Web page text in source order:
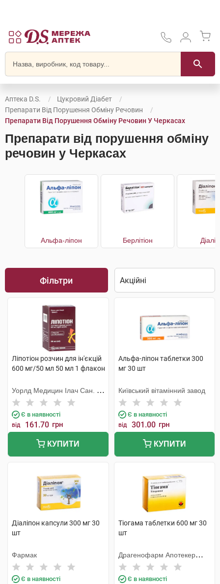
Аптека D.S.
Цукровий Діабет
Препарати Від Порушення Обміну Речовин
Препарати Від Порушення Обміну Речовин У Черкасах
Препарати від порушення обміну
речовин у Черкасах
Альфа-ліпон Берлітіон
Фільтри
Ліпотіон розчин для ін'єкцій
600 мг/50 мл 50 мл 1 флакон
Уорлд Медицин Ілач Сан. Ве
Тідж
Є в наявності
від 161.70 грн
КУПИТИ
Альфа-ліпон таблетки 300
мг 30 шт
Київський вітамінний завод
Є в наявності
від 301.00 грн
КУПИТИ
Діаліпон капсули 300 мг 30
шт
Фармак
Є в наявності
Тіогама таблетки 600 мг 30
шт
Драгенофарм Апотекер
Пюшл
Є в наявності